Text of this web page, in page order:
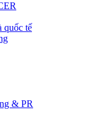
quốc tế
& PR